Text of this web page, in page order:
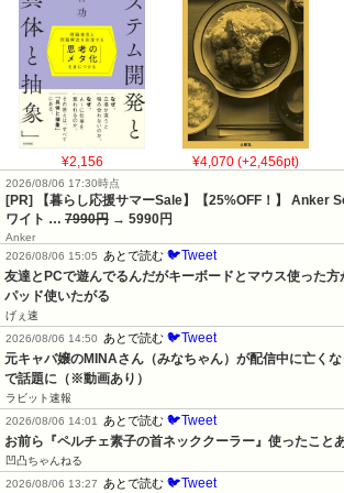
¥2,156 ¥4,070 (+2,456pt)
2026/08/06 17:30時点
[PR] 【暮らし応援サマーSale】【25%OFF！】 Anker
ワイト … 7990円 → 5990円
Anker
2026/08/06 15:05
あとで読む 🐦Tweet
友達とPCで遊んでるんだがキーボードとマウス使った
パッド使いたがる
げぇ速
2026/08/06 14:50
あとで読む 🐦Tweet
元キャバ嬢のMINAさん（みなちゃん）が配信中に亡く
で話題に（※動画あり）
ラビット速報
2026/08/06 14:01
あとで読む 🐦Tweet
お前ら『ペルチェ素子の首ネッククーラー』使ったこと
凹凸ちゃんねる
2026/08/06 13:27
あとで読む 🐦Tweet